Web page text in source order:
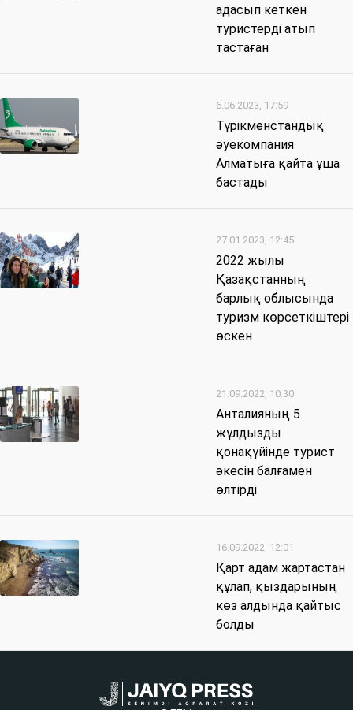
адасып кеткен
туристерді атып
тастаған
6.06.2023, 17:59
Түрікменстандық
әуекомпания
Алматыға қайта ұша
бастады
27.01.2023, 12:45
2022 жылы
Қазақстанның
барлық облысында
туризм көрсеткіштері
өскен
21.09.2022, 10:30
Анталияның 5
жұлдызды
қонақүйінде турист
әкесін балғамен
өлтірді
16.09.2022, 12:01
Қарт адам жартастан
құлап, қыздарының
көз алдында қайтыс
болды